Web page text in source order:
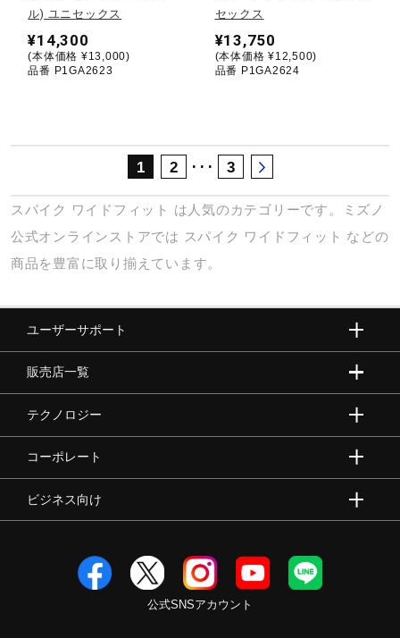
ル) ユニセックス
¥14,300
(本体価格 ¥13,000)
品番 P1GA2623
セックス
¥13,750
(本体価格 ¥12,500)
品番 P1GA2624
1 2 ･･･ 3
スパイク ワイドフィット
は人気のカテゴリーです。ミズノ
公式オンラインストアでは スパイク ワイドフィット などの
商品を豊富に取り揃えています。
ユーザーサポート
販売店一覧
テクノロジー
コーポレート
ビジネス向け
公式SNSアカウント